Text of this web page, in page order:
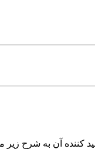
کننده آن به شرح زیر